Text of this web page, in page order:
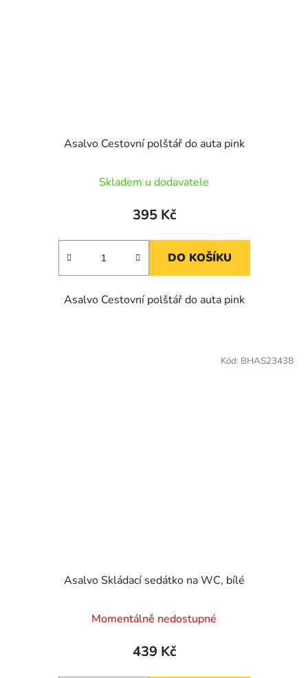
Asalvo Cestovní polštář do auta pink
Skladem u dodavatele
395 Kč
DO KOŠÍKU
Asalvo Cestovní polštář do auta pink
Asalvo Skládací sedátko na WC, bílé
Momentálně nedostupné
439 Kč
Kód: BHAS23438